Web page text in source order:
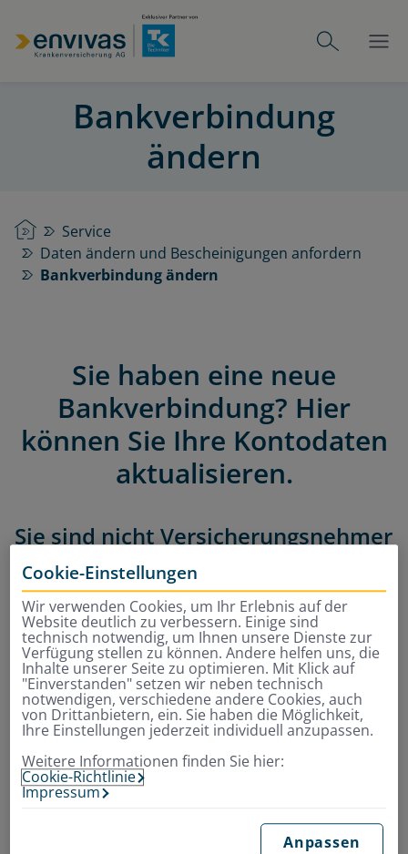
Bankverbindung
ändern
StartseiteService
Daten ändern und Bescheinigungen anfordern
Bankverbindung ändern
Sie haben eine neue
Bankverbindung? Hier
können Sie Ihre Kontodaten
aktualisieren.
Sie sind nicht Versicherungsnehmer
und bisheriger Beitragszahler?
Zur Änderung Ihrer Bankverbindung benötigen wir ein
neues SEPA-Lastschriftmandat.
Bitte laden Sie das SEPA-Formular für eine monatliche
oder jährliche Zahlung herunter. Beachten Sie, dass
das jährliche SEPA-Mandat ausschließlich für den Tarif
TravelPlus gültig ist. Schicken Sie ein unterschriebenes
Original an:
Envivas Krankenversicherung AG
Cookie-Einstellungen
Wir verwenden Cookies, um Ihr Erlebnis auf der
Website deutlich zu verbessern. Einige sind
technisch notwendig, um Ihnen unsere Dienste zur
Verfügung stellen zu können. Andere helfen uns, die
Inhalte unserer Seite zu optimieren. Mit Klick auf
"Einverstanden" setzen wir neben technisch
notwendigen, verschiedene andere Cookies, auch
von Drittanbietern, ein. Sie haben die Möglichkeit,
Ihre Einstellungen jederzeit individuell anzupassen.
Weitere Informationen finden Sie hier:
Cookie-Richtlinie
Impressum
Anpassen